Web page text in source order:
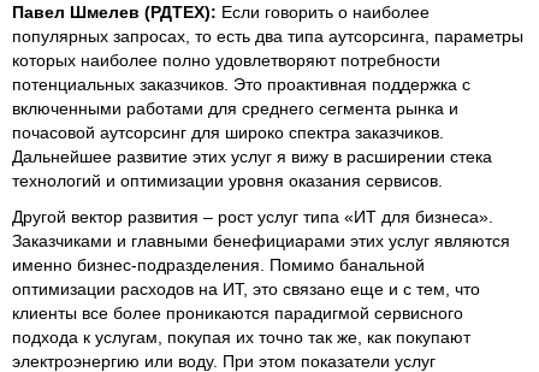
Павел Шмелев (РДТЕХ): Если говорить о наиболее
популярных запросах, то есть два типа аутсорсинга, параметры
которых наиболее полно удовлетворяют потребности
потенциальных заказчиков. Это проактивная поддержка с
включенными работами для среднего сегмента рынка и
почасовой аутсорсинг для широко спектра заказчиков.
Дальнейшее развитие этих услуг я вижу в расширении стека
технологий и оптимизации уровня оказания сервисов.
Другой вектор развития – рост услуг типа «ИТ для бизнеса».
Заказчиками и главными бенефициарами этих услуг являются
именно бизнес-подразделения. Помимо банальной
оптимизации расходов на ИТ, это связано еще и с тем, что
клиенты все более проникаются парадигмой сервисного
подхода к услугам, покупая их точно так же, как покупают
электроэнергию или воду. При этом показатели услуг